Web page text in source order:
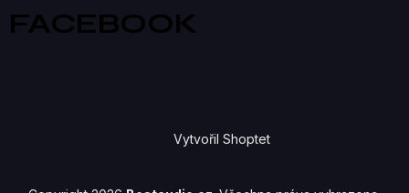
FACEBOOK
Vytvořil Shoptet